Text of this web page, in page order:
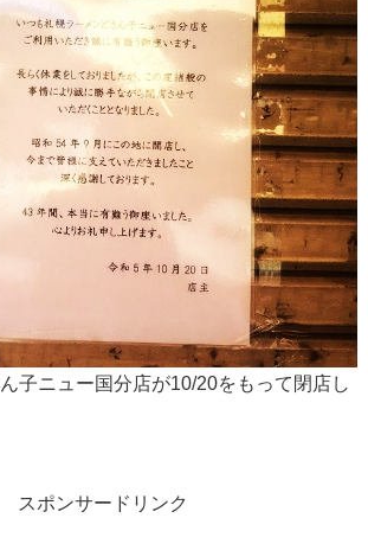
子ニュー国分店が10/20をもって閉店し
スポンサードリンク